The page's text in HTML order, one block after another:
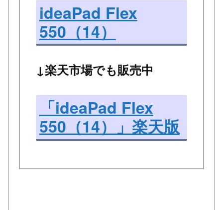
ideaPad Flex
550（14）
↓楽天市場でも販売中
「ideaPad Flex
550（14）」楽天版